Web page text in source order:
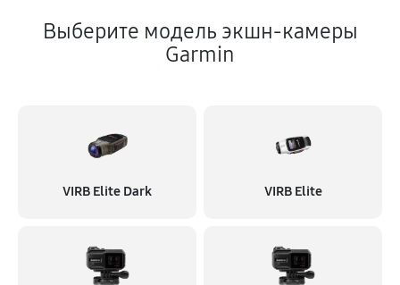
Выберите модель экшн-камеры
Garmin
VIRB Elite Dark VIRB Elite